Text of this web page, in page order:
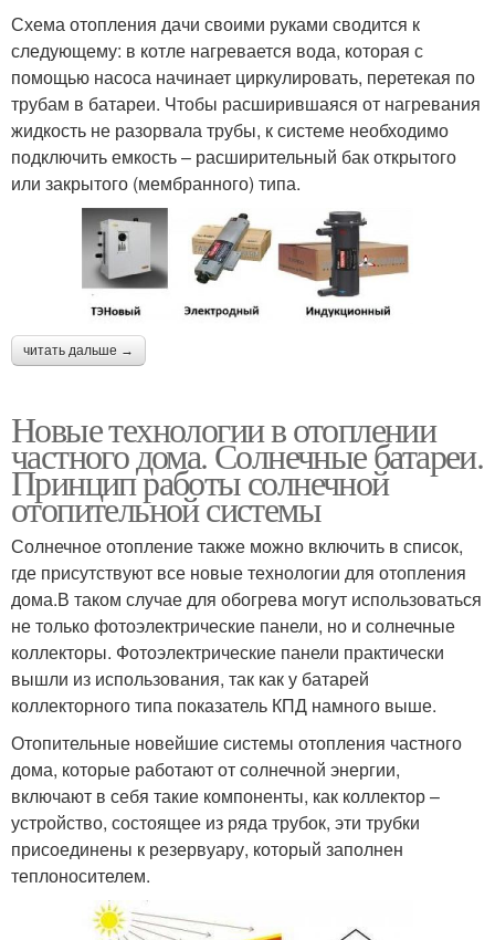
Схема отопления дачи своими руками сводится к
следующему: в котле нагревается вода, которая с
помощью насоса начинает циркулировать, перетекая по
трубам в батареи. Чтобы расширившаяся от нагревания
жидкость не разорвала трубы, к системе необходимо
подключить емкость – расширительный бак открытого
или закрытого (мембранного) типа.
читать дальше →
Новые технологии в отоплении
частного дома. Солнечные батареи.
Принцип работы солнечной
отопительной системы
Солнечное отопление также можно включить в список,
где присутствуют все новые технологии для отопления
дома.В таком случае для обогрева могут использоваться
не только фотоэлектрические панели, но и солнечные
коллекторы. Фотоэлектрические панели практически
вышли из использования, так как у батарей
коллекторного типа показатель КПД намного выше.
Отопительные новейшие системы отопления частного
дома, которые работают от солнечной энергии,
включают в себя такие компоненты, как коллектор –
устройство, состоящее из ряда трубок, эти трубки
присоединены к резервуару, который заполнен
теплоносителем.